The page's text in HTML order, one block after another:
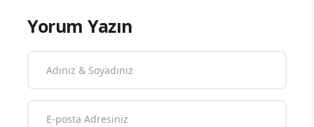
Yorum Yazın